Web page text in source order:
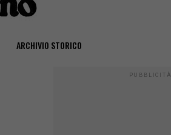
ARCHIVIO STORICO
PUBBLICITÀ